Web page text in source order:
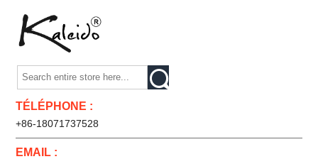

TÉLÉPHONE :
+86-18071737528
EMAIL :